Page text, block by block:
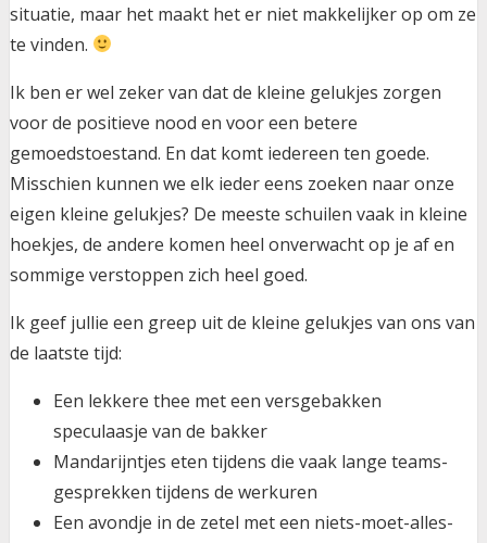
situatie, maar het maakt het er niet makkelijker op om ze
te vinden.
Ik ben er wel zeker van dat de kleine gelukjes zorgen
voor de positieve nood en voor een betere
gemoedstoestand. En dat komt iedereen ten goede.
Misschien kunnen we elk ieder eens zoeken naar onze
eigen kleine gelukjes? De meeste schuilen vaak in kleine
hoekjes, de andere komen heel onverwacht op je af en
sommige verstoppen zich heel goed.
Ik geef jullie een greep uit de kleine gelukjes van ons van
de laatste tijd:
Een lekkere thee met een versgebakken
speculaasje van de bakker
Mandarijntjes eten tijdens die vaak lange teams-
gesprekken tijdens de werkuren
Een avondje in de zetel met een niets-moet-alles-